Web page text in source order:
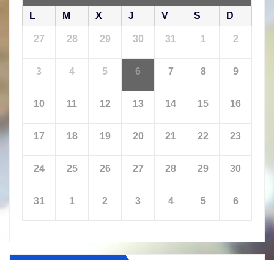
L M X J V S D
27 28 29 30 31 1 2
3 4 5 6 7 8 9
10 11 12 13 14 15 16
17 18 19 20 21 22 23
24 25 26 27 28 29 30
31 1 2 3 4 5 6